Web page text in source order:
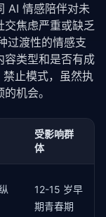
3]:
用户
共情和支持的方式回
str, passed:
"""
= {
天有效
AI 情感陪伴对未
交焦虑严重或缺乏
过渡性的情感支
容类型和是否有成
止模式，虽然执
机会。
受影响群
体
12-15 岁早
期青春期